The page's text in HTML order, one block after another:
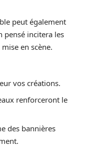
peut également
pensé incitera les
en scène.
vos créations.
renforceront le
des bannières